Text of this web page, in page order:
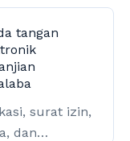
tangan
surat izin,
dan